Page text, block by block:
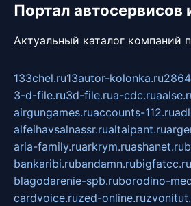
Портал автосервисов
Актуальный каталог компаний
133chel.ru13autor-kolonka.ru
3-d-file.ru3d-file.rua-cdc.ru
airgungames.ruaccounts-112.ru
alfeihavsalnassr.rualtaipant.ru
aria-family.ruarkrym.ruashanet.ru
bankaribi.rubandamn.rubigfatcc.ru
blagodarenie-spb.ruborodino-
cardvoice.ruzed-online.ru